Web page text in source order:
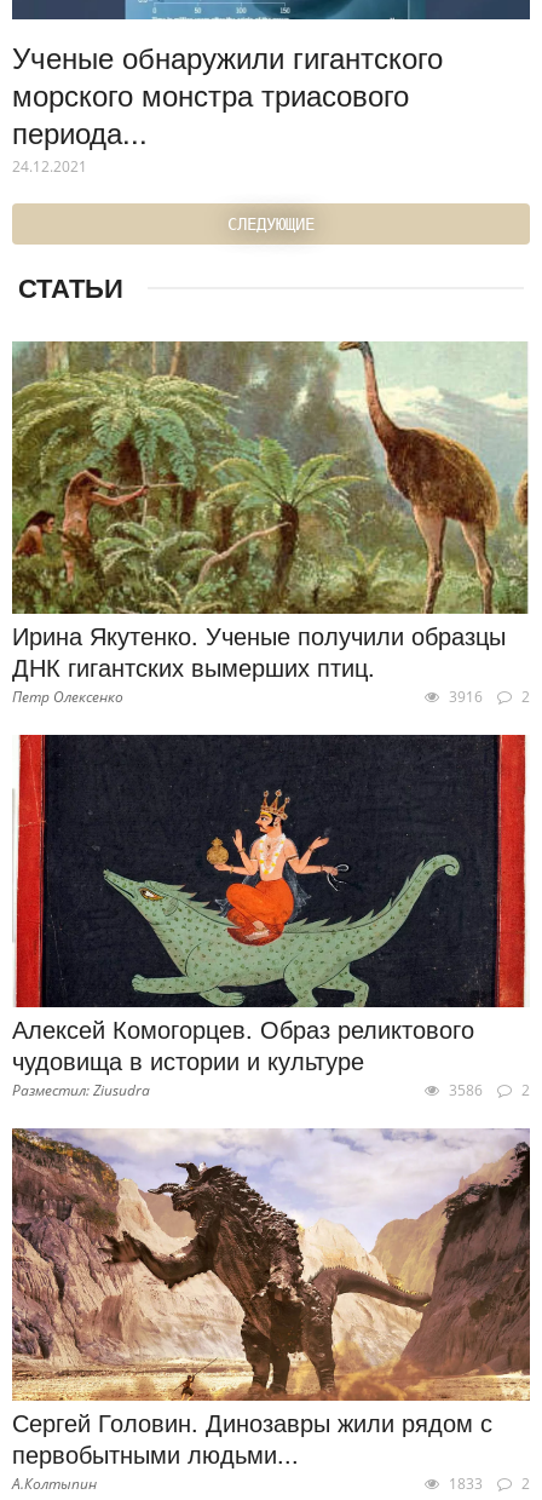
Ученые обнаружили гигантского
морского монстра триасового
периода...
24.12.2021
СЛЕДУЮЩИЕ
СТАТЬИ
Ирина Якутенко. Ученые получили образцы
ДНК гигантских вымерших птиц.
Петр Олексенко 3916 2
Алексей Комогорцев. Образ реликтового
чудовища в истории и культуре
Разместил: Ziusudra 3586 2
Сергей Головин. Динозавры жили рядом с
первобытными людьми...
А.Колтыпин 1833 2